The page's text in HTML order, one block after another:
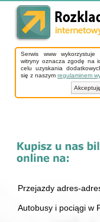
Serwis www
witryny oznacza zgodę na
celu uzyskania
się z naszym regulaminem
Przejazdy adres-
Autobusy i pociągi w